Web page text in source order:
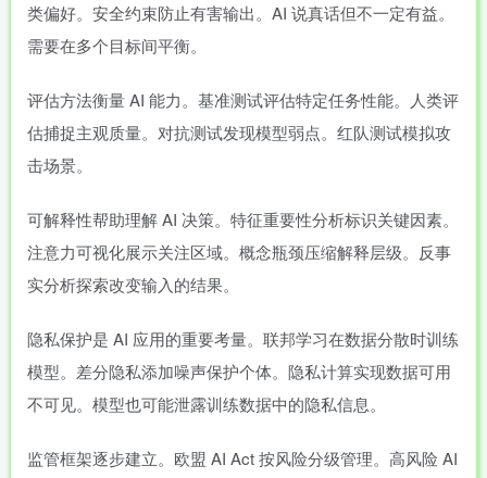
类偏好。安全约束防止有害输出。AI 说真话但不一定有益。
需要在多个目标间平衡。
评估方法衡量 AI 能力。基准测试评估特定任务性能。人类评
估捕捉主观质量。对抗测试发现模型弱点。红队测试模拟攻
击场景。
可解释性帮助理解 AI 决策。特征重要性分析标识关键因素。
注意力可视化展示关注区域。概念瓶颈压缩解释层级。反事
实分析探索改变输入的结果。
隐私保护是 AI 应用的重要考量。联邦学习在数据分散时训练
模型。差分隐私添加噪声保护个体。隐私计算实现数据可用
不可见。模型也可能泄露训练数据中的隐私信息。
监管框架逐步建立。欧盟 AI Act 按风险分级管理。高风险 AI